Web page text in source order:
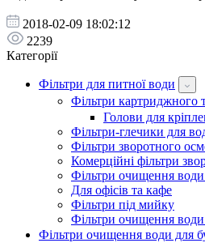
2018-02-09 18:02:12
2239
Категорії
Фільтри для питної води
Фільтри картриджного
Голови для
Фільтри-глечики для
Фільтри зворотного
Комерційні фільтри
Фільтри очищення
Для офісів та кафе
Фільтри під мийку
Фільтри очищення
Фільтри очищення води для